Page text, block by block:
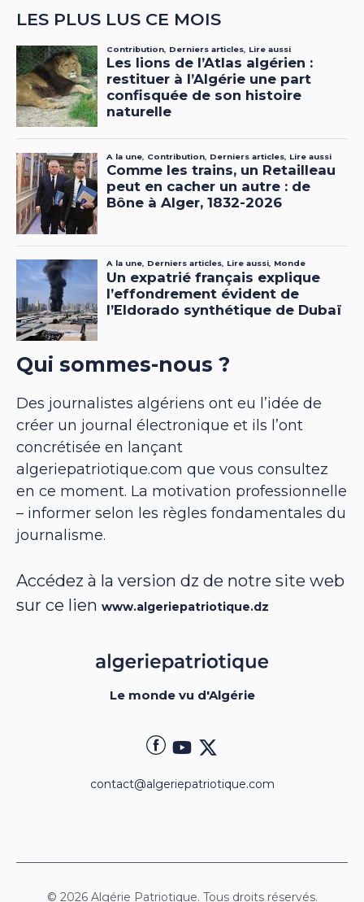
LES PLUS LUS CE MOIS
Qui sommes-nous ?
Des journalistes algériens ont eu l’idée de
créer un journal électronique et ils l’ont
concrétisée en lançant
algeriepatriotique.com que vous consultez
en ce moment. La motivation professionnelle
– informer selon les règles fondamentales du
journalisme.
Accédez à la version dz de notre site web
sur ce lien www.algeriepatriotique.dz
Le monde vu d'Algérie
contact@algeriepatriotique.com
© 2026 Algérie Patriotique. Tous droits réservés.